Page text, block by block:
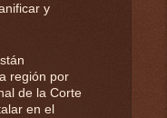
y
región por
de la Corte
en el